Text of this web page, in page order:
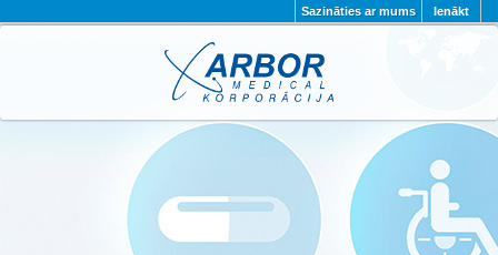
Ienākt
Sazināties ar mums
PAR MUMS PROJEKTI
KONTAKTI
PRIVĀTUMA POLITIKA